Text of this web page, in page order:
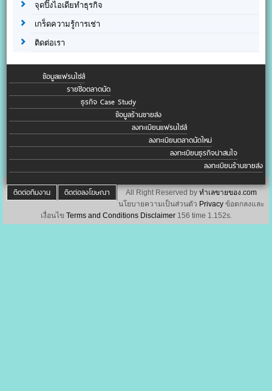
จุดปิ๊งไอเดียทำธุรกิจ
เกร็ดความรู้การเช่า
ติดต่อเรา
ข้อมูลแฟรนไชส์
รายชื่อตลาดนัด
ธุรกิจ Case Study
ข้อมูลร้านขายส่ง
ลงทะเบียนแฟรนไชส์
ลงทะเบียนตลาดนัดใหม่
ลงทะเบียนธุรกิจน่าสนใจ
ลงทะเบียนร้านขายส่ง
ติดต่อทีมงาน ติดต่อลงโฆษณา All Right Reserved by ทำเลขายของ.com
นโยบายความเป็นส่วนตัว Privacy ข้อตกลงและ
เงื่อนไข Terms and Conditions Disclaimer156 time 1.152s.